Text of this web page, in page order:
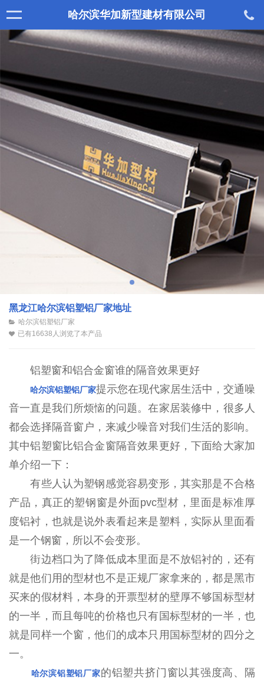
哈尔滨华加新型建材有限公司
黑龙江哈尔滨铝塑铝厂家地址
哈尔滨铝塑铝厂家
已有16638人浏览了本产品
铝塑窗和铝合金窗谁的隔音效果更好
哈尔滨铝塑铝厂家提示您在现代家居生活中，交通噪
音一直是我们所烦恼的问题。在家居装修中，很多人
都会选择隔音窗户，来减少噪音对我们生活的影响。
其中铝塑窗比铝合金窗隔音效果更好，下面给大家加
单介绍一下：
有些人认为塑钢感觉容易变形，其实那是不合格
产品，真正的塑钢窗是外面pvc型材，里面是标准厚
度铝衬，也就是说外表看起来是塑料，实际从里面看
是一个钢窗，所以不会变形。
街边档口为了降低成本里面是不放铝衬的，还有
就是他们用的型材也不是正规厂家拿来的，都是黑市
买来的假材料，本身的开票型材的壁厚不够国标型材
的一半，而且每吨的价格也只有国标型材的一半，也
就是同样一个窗，他们的成本只用国标型材的四分之
一。
哈尔滨铝塑铝厂家的铝塑共挤门窗以其强度高、隔